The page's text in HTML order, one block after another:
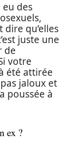
des
qu’elles
juste une
de
votre
été attirée
jaloux et
poussée à
ex ?